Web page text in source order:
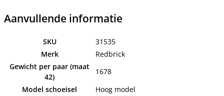
Aanvullende informatie
SKU
31535
Merk
Redbrick
Gewicht per paar (maat
42)
1678
Model schoeisel
Hoog model